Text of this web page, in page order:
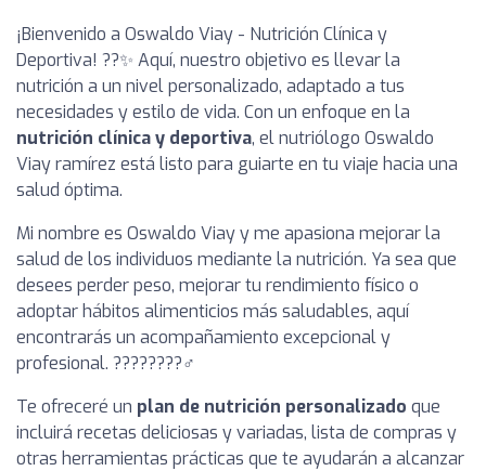
¡Bienvenido a Oswaldo Viay - Nutrición Clínica y
Deportiva! ??✨ Aquí, nuestro objetivo es llevar la
nutrición a un nivel personalizado, adaptado a tus
necesidades y estilo de vida. Con un enfoque en la
nutrición clínica y deportiva, el nutriólogo Oswaldo
Viay ramírez está listo para guiarte en tu viaje hacia una
salud óptima.
Mi nombre es Oswaldo Viay y me apasiona mejorar la
salud de los individuos mediante la nutrición. Ya sea que
desees perder peso, mejorar tu rendimiento físico o
adoptar hábitos alimenticios más saludables, aquí
encontrarás un acompañamiento excepcional y
profesional. ????????️‍♂️
Te ofreceré un plan de nutrición personalizado que
incluirá recetas deliciosas y variadas, lista de compras y
otras herramientas prácticas que te ayudarán a alcanzar